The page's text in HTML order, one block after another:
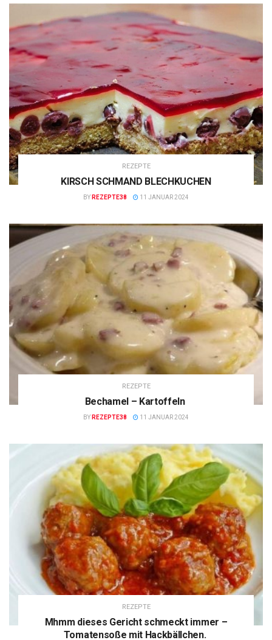
REZEPTE
KIRSCH SCHMAND BLECHKUCHEN
BY REZEPTE38 11 JANUAR 2024
REZEPTE
Bechamel – Kartoffeln
BY REZEPTE38 11 JANUAR 2024
REZEPTE
Mhmm dieses Gericht schmeckt immer –
Tomatensoße mit Hackbällchen.